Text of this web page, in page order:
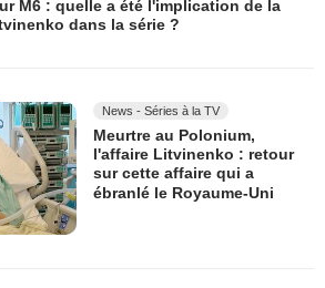
M6 : quelle a été l'implication de la
dans la série ?
News - Séries à la TV
Meurtre au Polonium,
l'affaire Litvinenko : retour
sur cette affaire qui a
ébranlé le Royaume-Uni